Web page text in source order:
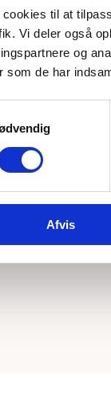
cookies til at
Vi deler også
og
som de har
Afvis
1.899,00kr.
Den
pris
var:
Den
aktuelle
pris
er: